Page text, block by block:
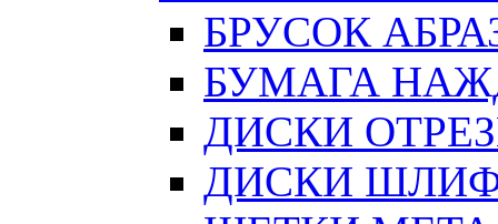
БРУСОК
БУМАГА
ДИСКИ
ДИСКИ